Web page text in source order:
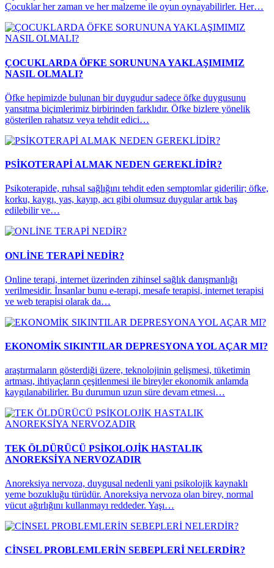
Çocuklar her zaman ve her malzeme ile oyun oynayabilirler. Her…
ÇOCUKLARDA ÖFKE SORUNUNA YAKLAŞIMIMIZ
NASIL OLMALI?
Öfke hepimizde bulunan bir duygudur sadece öfke duygusunu
yansıtma biçimlerimiz birbirinden farklıdır. Öfke bizlere yönelik
gösterilen rahatsız veya tehdit edici…
PSİKOTERAPİ ALMAK NEDEN GEREKLİDİR?
Psikoterapide, ruhsal sağlığını tehdit eden semptomlar giderilir; öfke,
korku, kaygı, yas, kayıp, acı gibi olumsuz duygular artık baş
edilebilir ve…
ONLİNE TERAPİ NEDİR?
Online terapi, internet üzerinden zihinsel sağlık danışmanlığı
verilmesidir. İnsanlar bunu e-terapi, mesafe terapisi, internet terapisi
ve web terapisi olarak da…
EKONOMİK SIKINTILAR DEPRESYONA YOL AÇAR MI?
araştırmaların gösterdiği üzere, teknolojinin gelişmesi, tüketimin
artması, ihtiyaçların çeşitlenmesi ile bireyler ekonomik anlamda
kaygılanabilirler. Bu durumun uzun süre devam etmesi…
TEK ÖLDÜRÜCÜ PSİKOLOJİK HASTALIK
ANOREKSİYA NERVOZADIR
Anoreksiya nervoza, duygusal nedenli yani psikolojik kaynaklı
yeme bozukluğu türüdür. Anoreksiya nervoza olan birey, normal
vücut ağırlığını kullanmayı reddeder. Yaşı…
CİNSEL PROBLEMLERİN SEBEPLERİ NELERDİR?